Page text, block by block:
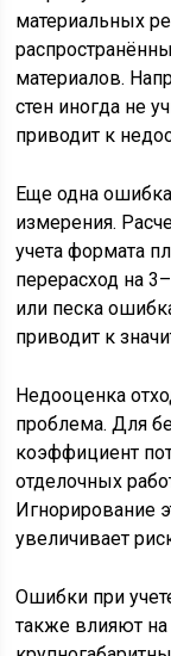
материальных
материалов.
стен иногда не
приводит к
Еще одна
измерения.
учета формата
перерасход на
или песка
приводит к
Недооценка
проблема. Для
коэффициент
отделочных
Игнорирование
увеличивает
Ошибки при
также влияют на